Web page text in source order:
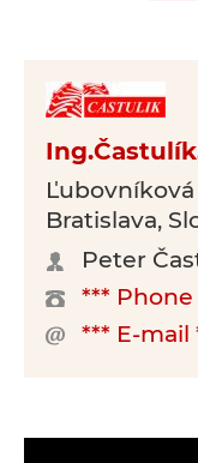
Bratislava,
Peter
*** Phone
*** E-mail